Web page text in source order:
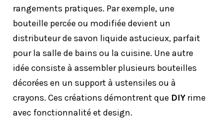
rangements pratiques. Par exemple, une
bouteille percée ou modifiée devient un
distributeur de savon liquide astucieux, parfait
pour la salle de bains ou la cuisine. Une autre
idée consiste à assembler plusieurs bouteilles
décorées en un support à ustensiles ou à
crayons. Ces créations démontrent que DIY rime
avec fonctionnalité et design.